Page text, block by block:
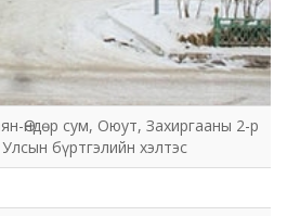
Өндөр сум, Оюут, Захиргааны 2-р
бүртгэлийн хэлтэс